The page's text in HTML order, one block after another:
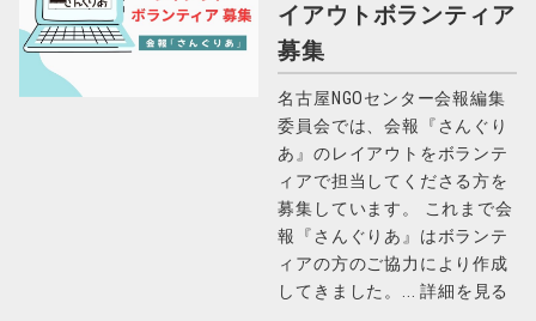
イアウトボランティア
募集
名古屋NGOセンター会報編集
委員会では、会報『さんぐり
あ』のレイアウトをボランテ
ィアで担当してくださる方を
募集しています。 これまで会
報『さんぐりあ』はボランテ
ィアの方のご協力により作成
してきました。...詳細を見る